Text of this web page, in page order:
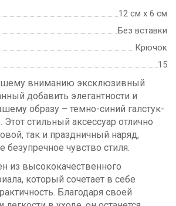
12 см х 6 см
Без вставки
Крючок
15
вниманию эксклюзивный
добавить элегантности и
образу – темно-синий галстук-
стильный аксессуар отлично
так и праздничный наряд,
безупречное чувство стиля.
из высококачественного
который сочетает в себе
Благодаря своей